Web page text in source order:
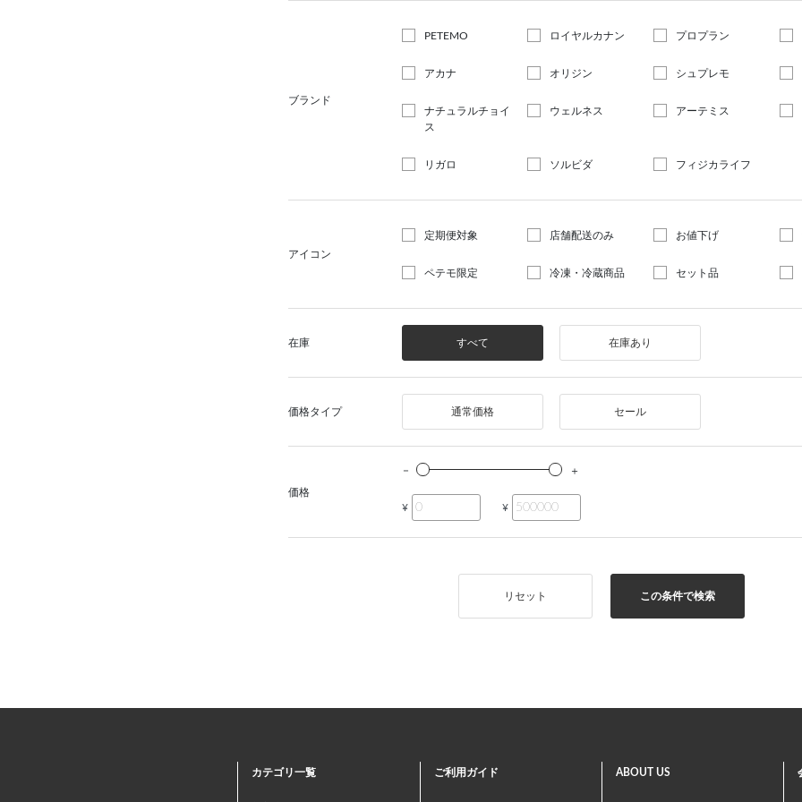
ブランド
PETEMO ロイヤルカナン プロプラン
アカナ オリジン シュプレモ
ナチュラルチョイ
ス
ウェルネス アーテミス
リガロ ソルビダ フィジカライフ
アイコン
定期便対象 店舗配送のみ お値下げ
ペテモ限定 冷凍・冷蔵商品 セット品
在庫 すべて 在庫あり
価格タイプ 通常価格 セール
価格
¥
¥
この条件で検索
リセット
カテゴリ一覧 ご利用ガイド ABOUT US